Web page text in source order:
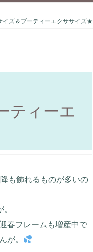
イズ＆ブーティーエクササイズ★
ティーエ
も飾れるものが多いの
春フレームも増産中で
が。